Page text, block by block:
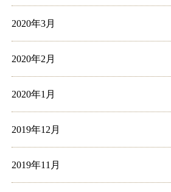
2020年3月
2020年2月
2020年1月
2019年12月
2019年11月